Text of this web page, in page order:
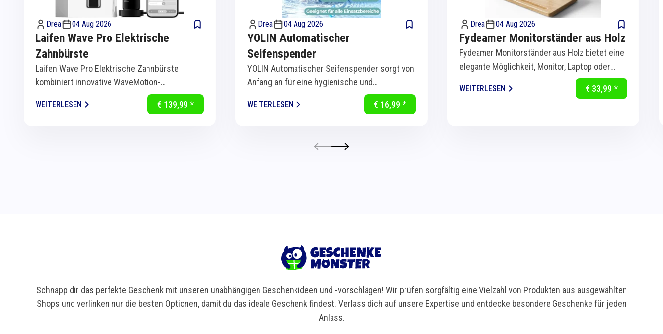
Drea 04 Aug 2026
Laifen Wave Pro Elektrische
Zahnbürste
Laifen Wave Pro Elektrische Zahnbürste
kombiniert innovative WaveMotion-
Technologie mit intelligenter Sensorik für
eine...
WEITERLESEN € 139,99 *
Drea 04 Aug 2026
YOLIN Automatischer
Seifenspender
YOLIN Automatischer Seifenspender sorgt von
Anfang an für eine hygienische und
komfortable Handreinigung in Küche und Bad.
Dank...
WEITERLESEN € 16,99 *
Drea 04 Aug 2026
Fydeamer Monitorständer aus Holz
Fydeamer Monitorständer aus Holz bietet eine
elegante Möglichkeit, Monitor, Laptop oder
Bildschirm ergonomisch auf Augenhöhe zu...
WEITERLESEN € 33,99 *
Schnapp dir das perfekte Geschenk mit unseren unabhängigen Geschenkideen und -vorschlägen! Wir prüfen sorgfältig eine Vielzahl von Produkten aus ausgewählten
Shops und verlinken nur die besten Optionen, damit du das ideale Geschenk findest. Verlass dich auf unsere Expertise und entdecke besondere Geschenke für jeden
Anlass.